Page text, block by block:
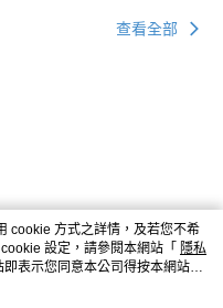
查看全部
cookie 方式之詳情，及若您不希
設定，請參閱本網站「 隱私
表示您同意本公司得按本網站使